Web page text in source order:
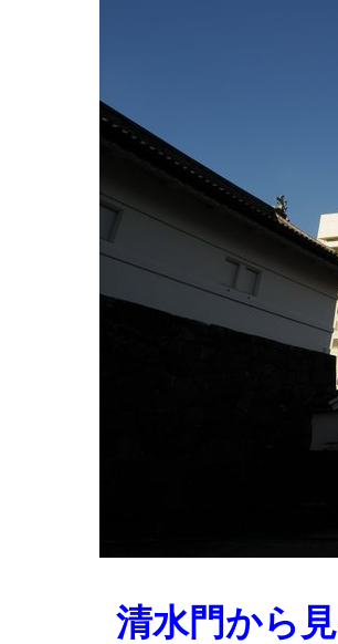
清水門から